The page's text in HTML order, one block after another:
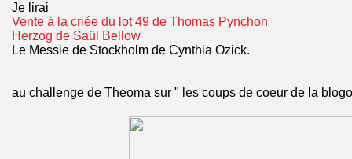
Je lirai
Vente à la criée du lot 49 de Thomas Pynchon
Herzog de Saül Bellow
Le Messie de Stockholm de Cynthia Ozick.
au challenge de Theoma sur " les coups de coeur de la